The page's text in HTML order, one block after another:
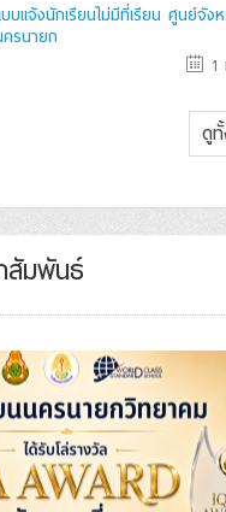
บแจ้งนักเรียนไม่มีที่เรียน ศูนย์จัง
รนายก
1
ดู
สัมพันธ์
ทยาคม เข้ารับโล่รางวัล IQA
ระดับยอดเยี่ยม